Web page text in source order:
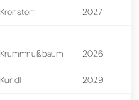
Kronstorf 2027
Krummnußbaum 2026
Kundl 2029